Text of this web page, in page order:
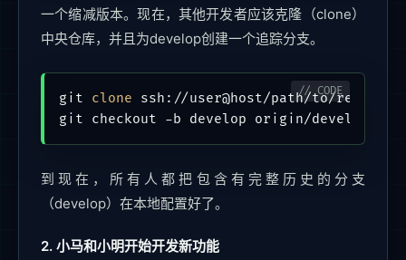
一个缩减版本。现在，其他开发者应该克隆（clone）
中央仓库，并且为develop创建一个追踪分支。
git clone ssh://user@host/path/to/repo.git
到现在，所有人都把包含有完整历史的分支
（develop）在本地配置好了。
2. 小马和小明开始开发新功能